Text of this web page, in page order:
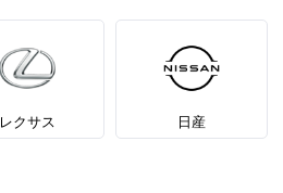
レクサス 日産